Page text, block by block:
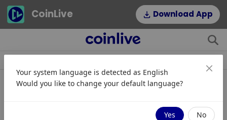
CoinLive Download App
【盘点】过去一周表现最好的5大加密
货币与NFT (11-18 Oct 2022)
Your system language is detected as English
Would you like to change your default language?
Yes No